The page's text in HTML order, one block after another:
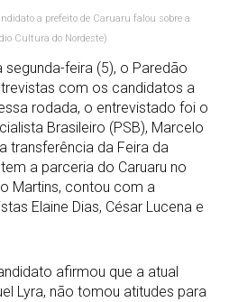
a prefeito de Caruaru falou sobre a
Cultura do Nordeste)
feira (5), o Paredão
com os candidatos a
rodada, o entrevistado foi o
Brasileiro (PSB), Marcelo
transferência da Feira da
a parceria do Caruaru no
Martins, contou com a
Elaine Dias, César Lucena e
afirmou que a atual
Lyra, não tomou atitudes para